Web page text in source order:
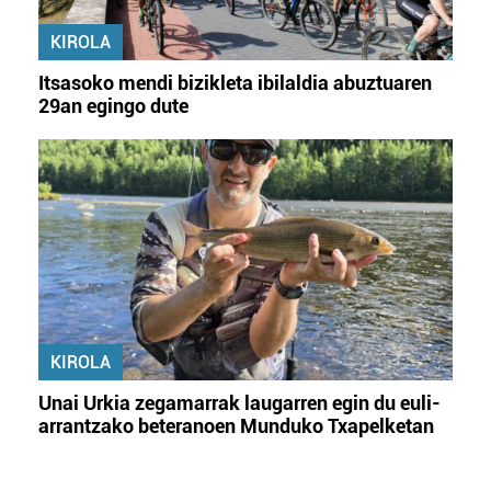
KIROLA
Itsasoko mendi bizikleta ibilaldia abuztuaren
29an egingo dute
KIROLA
Unai Urkia zegamarrak laugarren egin du euli-
arrantzako beteranoen Munduko Txapelketan